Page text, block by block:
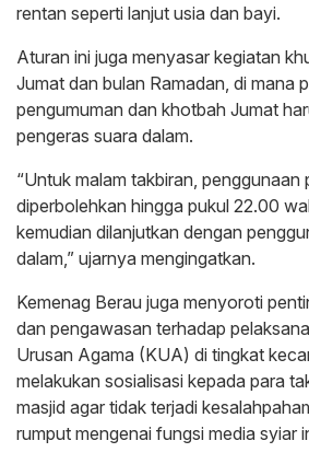
rentan seperti lanjut usia dan bayi.
Aturan ini juga menyasar kegiatan
Jumat dan bulan Ramadan, di mana
pengumuman dan khotbah Jumat
pengeras suara dalam.
“Untuk malam takbiran, penggunaan
diperbolehkan hingga pukul 22.00
kemudian dilanjutkan dengan
dalam,” ujarnya mengingatkan.
Kemenag Berau juga menyoroti
dan pengawasan terhadap
Urusan Agama (KUA) di tingkat
melakukan sosialisasi kepada para
masjid agar tidak terjadi
rumput mengenai fungsi media syiar